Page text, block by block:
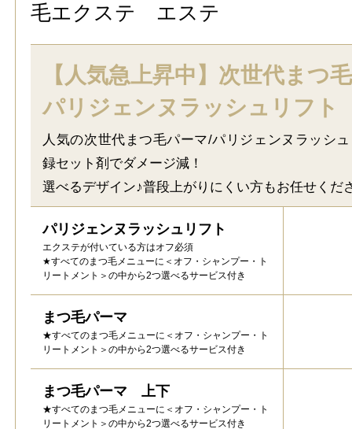
毛エクステ エステ
【人気急上昇中】次世代まつ
パリジェンヌラッシュリフト
人気の次世代まつ毛パーマ/パリジェンヌラッシ
録セット剤でダメージ減！
選べるデザイン♪普段上がりにくい方もお任せく
パリジェンヌラッシュリフト
エクステが付いている方はオフ必須
★すべてのまつ毛メニューに＜オフ・シャンプー・ト
リートメント＞の中から2つ選べるサービス付き
まつ毛パーマ
★すべてのまつ毛メニューに＜オフ・シャンプー・ト
リートメント＞の中から2つ選べるサービス付き
まつ毛パーマ 上下
★すべてのまつ毛メニューに＜オフ・シャンプー・ト
リートメント＞の中から2つ選べるサービス付き